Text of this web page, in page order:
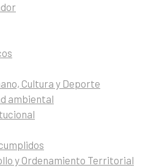
Cultura y Deporte
ambiental
y Ordenamiento Territorial